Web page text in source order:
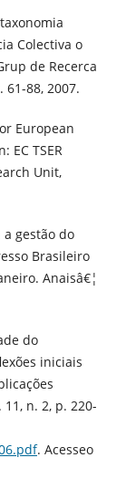
Colectiva o
de Recerca
88, 2007.
European
EC TSER
Unit,
a gestão do
Brasileiro
Anaisâ€¦
do
iniciais
n. 2, p. 220-
. Acesseo